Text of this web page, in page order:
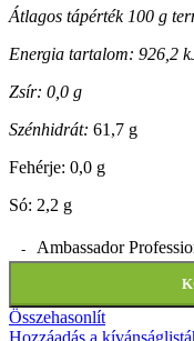
Átlagos tápérték 100 g
Energia tartalom: 926,2
Zsír: 0,0 g
Szénhidrát: 61,7 g
Fehérje: 0,0 g
Só: 2,2 g
Ambassador
Összehasonlít
Hozzáadás a